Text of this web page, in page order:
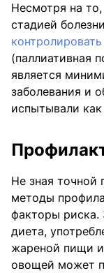
Несмотря на то,
стадией
(паллиативная
является
заболевания и
испытывали
Не зная точной
методы
факторы риска.
диета,
жареной пищи и
овощей может